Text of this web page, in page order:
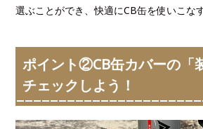
選ぶことができ、快適にCB缶を使いこな
ポイント②CB缶カバーの「
チェックしよう！